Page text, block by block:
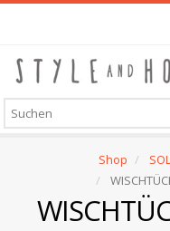
Skip
content
Shop